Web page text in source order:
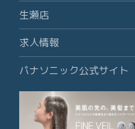
生瀬店
求人情報
パナソニック公式サイト